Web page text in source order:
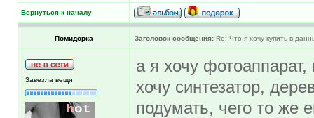
Вернуться к началу
Помидорка Заголовок сообщения: Re: Что я хочу купить в
Завезла вещи
а я хочу
хочу синтезатор,
подумать, чего то же